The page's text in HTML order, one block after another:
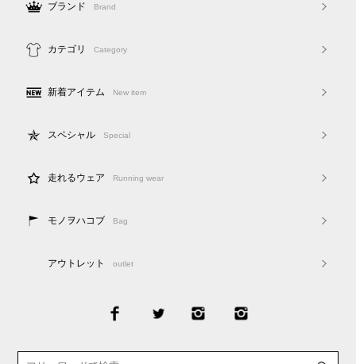
ブランド Brand
カテゴリ Category
新着アイテム New item
スペシャル Special
走れるウェア Running wear
モノヲハコブ Bag
アウトレット outlet